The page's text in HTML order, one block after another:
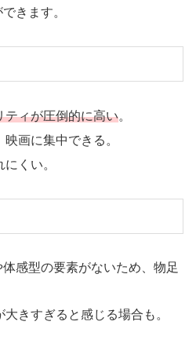
きます。
ティが圧倒的に高い。
画に集中できる。
くい。
感型の要素がないため、物足
きすぎると感じる場合も。